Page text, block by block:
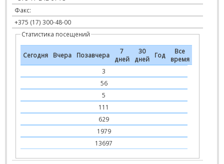
Факс:
+375 (17) 300-48-00
Статистика посещений
Сегодня Вчера Позавчера
7
дней
30
дней
Год
Все
время
3
56
5
111
629
1979
13697